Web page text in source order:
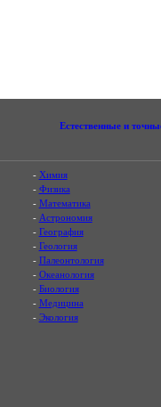
Естественные и
- Химия
- Физика
- Математика
- Астрономия
- География
- Геология
- Палеонтология
- Океанология
- Биология
- Медицина
- Экология